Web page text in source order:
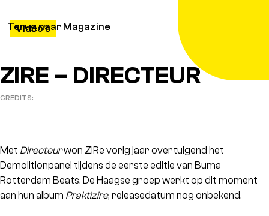
Video's
Terug naar Magazine
ZIRE – DIRECTEUR
CREDITS:
Met Directeurwon ZiRe vorig jaar overtuigend het
Demolitionpanel tijdens de eerste editie van Buma
Rotterdam Beats. De Haagse groep werkt op dit moment
aan hun album Praktizire, releasedatum nog onbekend.